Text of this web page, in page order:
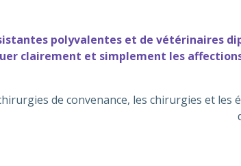
polyvalentes et de vétérinaires
clairement et simplement les
de convenance, les chirurgies et